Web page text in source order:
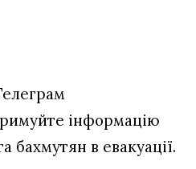
інформацію
бахмутян в евакуації.